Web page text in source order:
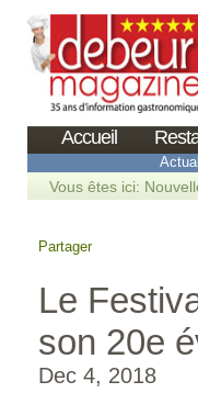
Accueil
Vous êtes ici:
Partager
Le
son 20e
Dec 4, 2018